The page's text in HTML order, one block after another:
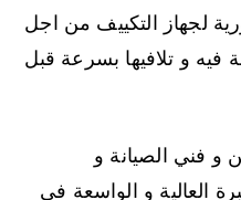
لجهاز التكييف من اجل
و تلافيها بسرعة قبل
و فني الصيانة و
العالية و الواسعة في